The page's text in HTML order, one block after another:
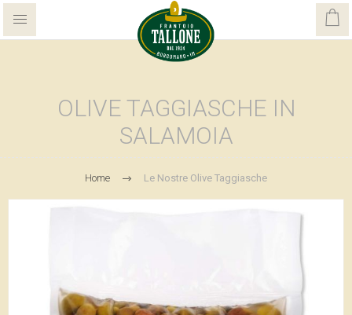
OLIVE TAGGIASCHE IN
SALAMOIA
Home Le Nostre Olive Taggiasche